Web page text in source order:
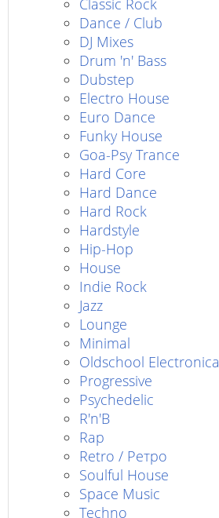
Classic Rock
Dance / Club
DJ Mixes
Drum 'n' Bass
Dubstep
Electro House
Euro Dance
Funky House
Goa-Psy Trance
Hard Core
Hard Dance
Hard Rock
Hardstyle
Hip-Hop
House
Indie Rock
Jazz
Lounge
Minimal
Oldschool Electronica
Progressive
Psychedelic
R'n'B
Rap
Retro / Ретро
Soulful House
Space Music
Techno